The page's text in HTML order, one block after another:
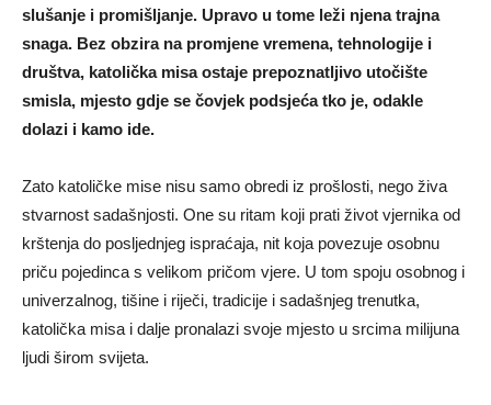
slušanje i promišljanje. Upravo u tome leži njena trajna
snaga. Bez obzira na promjene vremena, tehnologije i
društva, katolička misa ostaje prepoznatljivo utočište
smisla, mjesto gdje se čovjek podsjeća tko je, odakle
dolazi i kamo ide.
Zato katoličke mise nisu samo obredi iz prošlosti, nego živa
stvarnost sadašnjosti. One su ritam koji prati život vjernika od
krštenja do posljednjeg ispraćaja, nit koja povezuje osobnu
priču pojedinca s velikom pričom vjere. U tom spoju osobnog i
univerzalnog, tišine i riječi, tradicije i sadašnjeg trenutka,
katolička misa i dalje pronalazi svoje mjesto u srcima milijuna
ljudi širom svijeta.